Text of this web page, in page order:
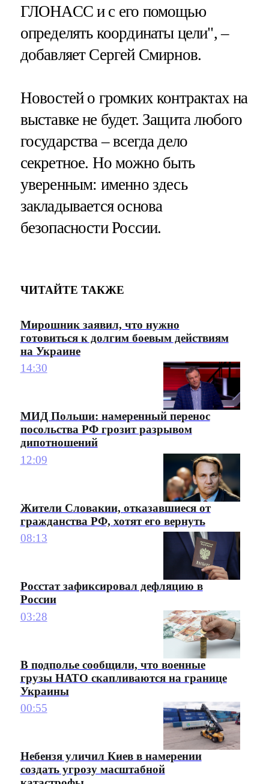
ГЛОНАСС и с его помощью
определять координаты цели", –
добавляет Сергей Смирнов.
Новостей о громких контрактах на
выставке не будет. Защита любого
государства – всегда дело
секретное. Но можно быть
уверенным: именно здесь
закладывается основа
безопасности России.
ЧИТАЙТЕ ТАКЖЕ
Мирошник заявил, что нужно
готовиться к долгим боевым действиям
на Украине
14:30
МИД Польши: намеренный перенос
посольства РФ грозит разрывом
дипотношений
12:09
Жители Словакии, отказавшиеся от
гражданства РФ, хотят его вернуть
08:13
Росстат зафиксировал дефляцию в
России
03:28
В подполье сообщили, что военные
грузы НАТО скапливаются на границе
Украины
00:55
Небензя уличил Киев в намерении
создать угрозу масштабной